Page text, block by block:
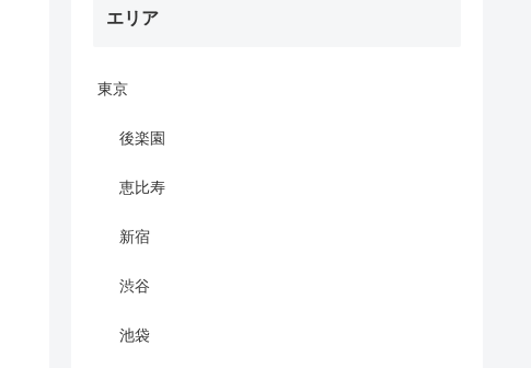
エリア
東京
後楽園
恵比寿
新宿
渋谷
池袋